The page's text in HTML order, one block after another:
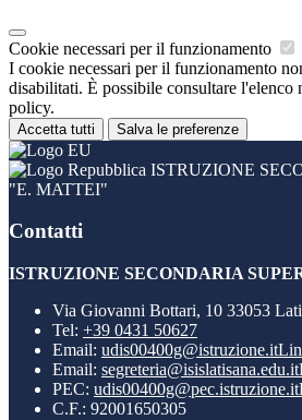
Cookie necessari per il funzionamento
I cookie necessari per il funzionamento
disabilitati. È possibile consultare l'elenco
policy.
Accetta tutti Salva le preferenze
ISTRUZIONE
"E. MATTEI"
Contatti
ISTRUZIONE SECONDARIA
Via Giovanni Bottari, 10 33053
Tel: +39 0431 50627
Email: udis00400g@istruzione.it
Email: segreteria@isislatisana.edu.it
PEC: udis00400g@pec.istruzione.it
C.F.: 92001650305